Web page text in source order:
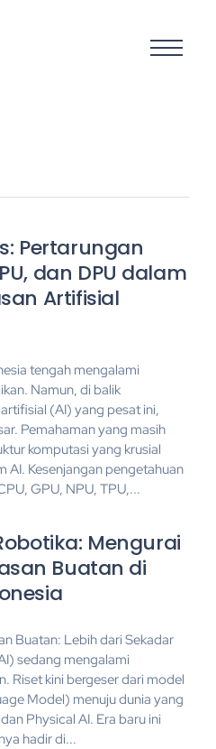
Pertarungan
dan DPU dalam
Artifisial
tengah mengalami
Namun, di balik
(AI) yang pesat ini,
Pemahaman yang masih
komputasi yang krusial
AI. Kesenjangan pengetahuan
GPU, NPU, TPU,...
Mengurai
Buatan di
Buatan: Lebih dari Sekadar
sedang mengalami
Riset kini bergeser dari model
Model) menuju dunia yang
Physical AI. Era baru ini
hadir di...